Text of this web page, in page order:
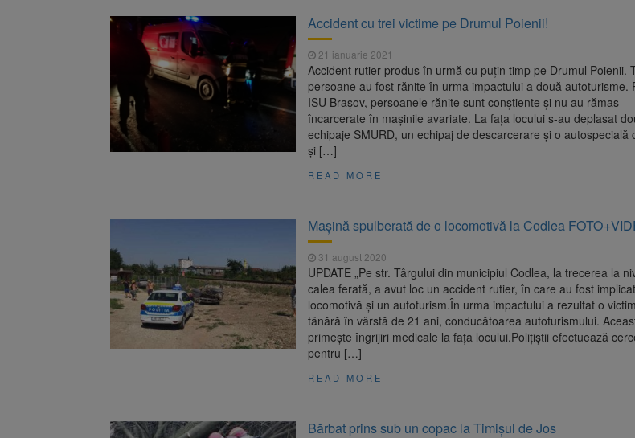
AUR a lansat platforma suspeND.ro pentru urmărirea inițiativei
6 august 2026
Înalta Curte analizează dosarul lui Călin Georgescu și Horațiu
procesul
6 august 2026 Strategia națională pentru biodiversitate 2026-2030, adoptată
Accident cu trei victime pe Drumul Poienii!
21 ianuarie 2021
Accident rutier produs în urmă cu puțin timp pe Drumul Poienii.
persoane au fost rănite în urma impactului a două autoturisme.
ISU Brașov, persoanele rănite sunt conștiente și nu au rămas
încarcerate în mașinile avariate. La fața locului s-au deplasat
echipaje SMURD, un echipaj de descarcerare și o autospecială
și […]
READ MORE
Mașină spulberată de o locomotivă la Codlea
31 august 2020
UPDATE „Pe str. Târgului din municipiul Codlea, la trecerea la
calea ferată, a avut loc un accident rutier, în care au fost
locomotivă și un autoturism.În urma impactului a rezultat o
tânără în vârstă de 21 ani, conducătoarea autoturismului.
primește îngrijiri medicale la fața locului.Polițiștii efectuează
pentru […]
READ MORE
Bărbat prins sub un copac la Timișul de Jos